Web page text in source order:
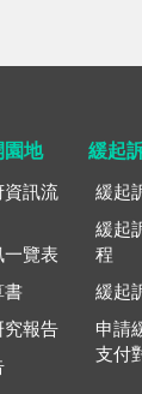
園地
資訊流
一覽表
書
究報告
緩起
緩起
緩起
程
緩起
申請
支付